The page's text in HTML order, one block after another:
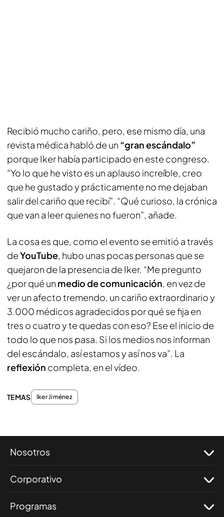
Recibió mucho cariño, pero, ese mismo día, una
revista médica habló de un “gran escándalo”
porque Iker había participado en este congreso.
“Yo lo que he visto es un aplauso increíble, creo
que he gustado y prácticamente no me dejaban
salir del cariño que recibí”. “Qué curioso, la crónica
que van a leer quienes no fueron”, añade.
La cosa es que, como el evento se emitió a través
deYouTube, hubo unas pocas personas que se
quejaron de la presencia de Iker. “Me pregunto
¿por qué un medio de comunicación, en vez de
ver un afecto tremendo, un cariño extraordinario y
3.000 médicos agradecidos por qué se fija en
tres o cuatro y te quedas con eso? Ese el inicio de
todo lo que nos pasa. Si los medios nos informan
del escándalo, así estamos y así nos va”. La
reflexión completa, en el vídeo.
TEMAS Iker Jiménez
Nosotros
Corporativo
Programas